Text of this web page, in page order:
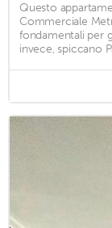
Questo
Commerciale
fondamentali per
invece, spiccano